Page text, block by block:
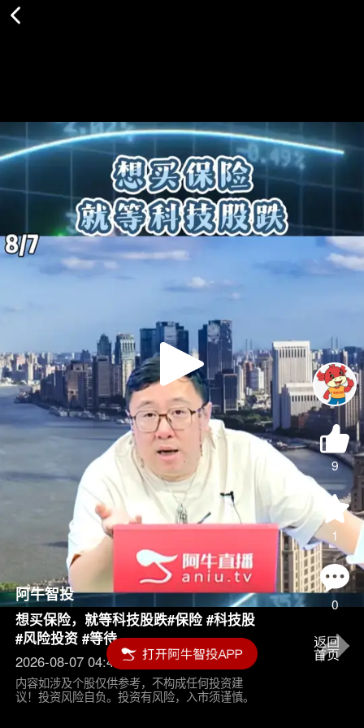
Play
Video
9
1
0
阿牛智投
想买保险，就等科技股跌#保险 #科技股
#风险投资 #等待
2026-08-07 04:45
内容如涉及个股仅供参考，不构成任何投资建
议！投资风险自负。投资有风险，入市须谨慎。